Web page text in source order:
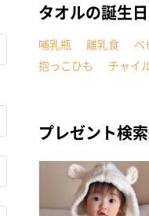
タオルの誕生
哺乳瓶 離乳食 ベ
抱っこひも
チャイ
プレゼント検